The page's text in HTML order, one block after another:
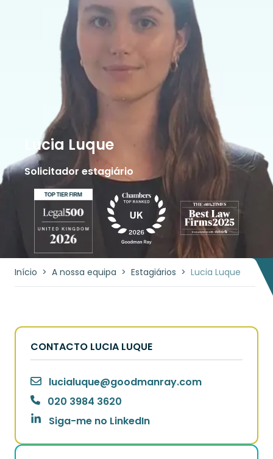
Início > A nossa equipa > Estagiários > Lucia Luque
Lucia Luque
Solicitador estagiário
CONTACTO LUCIA LUQUE
lucialuque@goodmanray.com
020 3984 3620
Siga-me no LinkedIn